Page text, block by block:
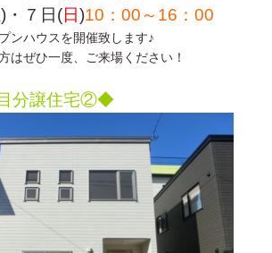
)・７日(日)10：00～16：00
ンハウスを開催致します♪
はぜひ一度、ご来場ください！
分譲住宅②◆